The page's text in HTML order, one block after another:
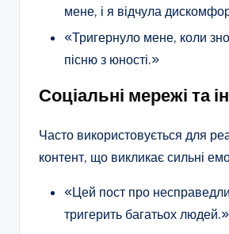
мене, і я відчула
«Тригернуло мене, коли
пісню з юності.»
Соціальні мережі та
Часто використовується для
контент, що викликає сильні
«Цей пост про
тригерить багатьох людей.»